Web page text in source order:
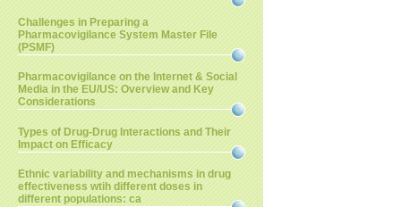
Challenges in Preparing a
Pharmacovigilance System Master File
(PSMF)
Pharmacovigilance on the Internet & Social
Media in the EU/US: Overview and Key
Considerations
Types of Drug-Drug Interactions and Their
Impact on Efficacy
Ethnic variability and mechanisms in drug
effectiveness wtih different doses in
different populations: ca